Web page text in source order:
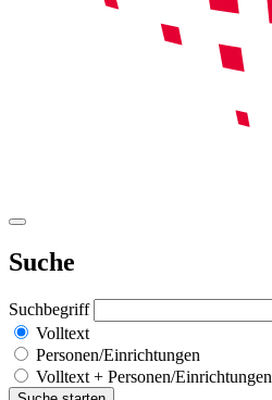
Suche
Suchbegriff
Volltext
Personen/Einrichtungen
Volltext + Personen/Einrichtungen